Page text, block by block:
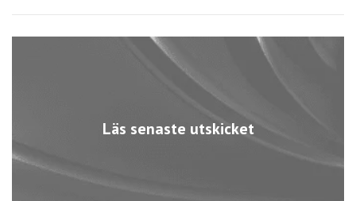
Läs senaste utskicket